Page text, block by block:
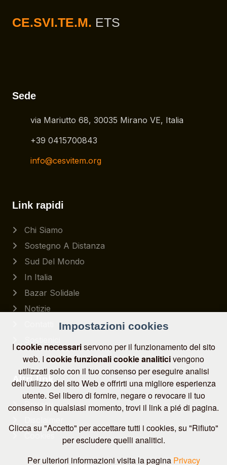
CE.SVI.TE.M. ETS
Sede
via Mariutto 68, 30035 Mirano VE, Italia
+39 0415700843
info@cesvitem.org
Link rapidi
Chi Siamo
Sostegno A Distanza
Sud Del Mondo
In Italia
Bazar Solidale
Notizie
Altri link
Privacy
Impostazioni cookies
Icookie necessariservono per il funzionamento del sito
web. I cookie funzionalicookie analiticivengono
utilizzati solo con il tuo consenso per eseguire analisi
dell'utilizzo del sito Web e offrirti una migliore esperienza
utente. Sei libero di fornire, negare o revocare il tuo
consenso in qualsiasi momento, trovi il link a pié di pagina.
Clicca su "Accetto" per accettare tutti i cookies, su "Rifiuto"
per escludere quelli analitici.
Per ulteriori informazioni visita la pagina Privacy